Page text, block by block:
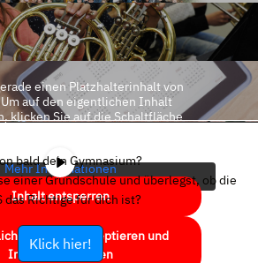
einen Platzhalterinhalt von
Um auf den eigentlichen Inhalt
klicken Sie auf die Schaltfläche
Mehr Informationen
Inhalt entsperren
Service akzeptieren und
Inhalte entsperren
bald dein Gymnasium?
einer Grundschule und überlegst, ob die
das Richtige für dich ist?
Klick hier!